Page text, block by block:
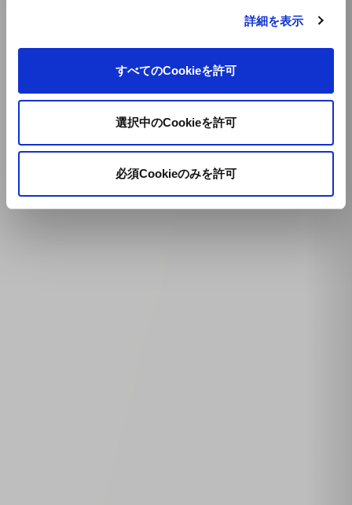
詳細を表示
すべてのCookieを許可
選択中のCookieを許可
必須Cookieのみを許可